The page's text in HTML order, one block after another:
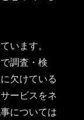
います。
調査・検
欠けている
ービスをネ
については